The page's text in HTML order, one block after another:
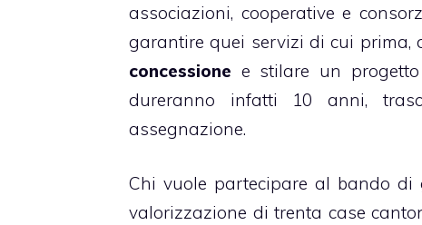
associazioni, cooperative e
garantire quei servizi di cui prima,
concessione e stilare un progetto
dureranno infatti 10 anni,
assegnazione.
Chi vuole partecipare al bando di
valorizzazione di trenta case